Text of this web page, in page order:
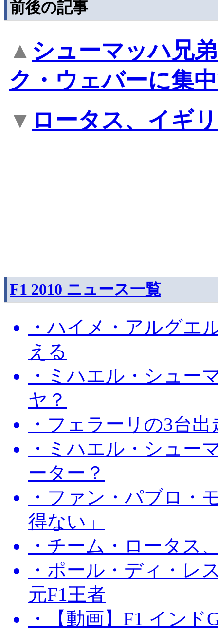
前後の記事
▲ シューマッハ兄
ク・ウェバーに集
▼ ロータス、イギ
F1 2010 ニュース一覧
・ハイメ・アルグエ
える
・ミハエル・シュー
ヤ？
・フェラーリの3台
・ミハエル・シュー
ーター？
・ファン・パブロ・
得ない」
・チーム・ロータス
・ポール・ディ・レ
元F1王者
・【動画】F1 イン